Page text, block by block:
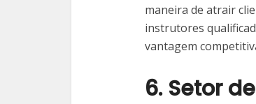
maneira de atrair
instrutores
vantagem
6. Setor